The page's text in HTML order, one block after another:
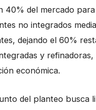
40% del mercado
no integrados
dejando el 60%
y refinadoras,
económica.
del planteo busca